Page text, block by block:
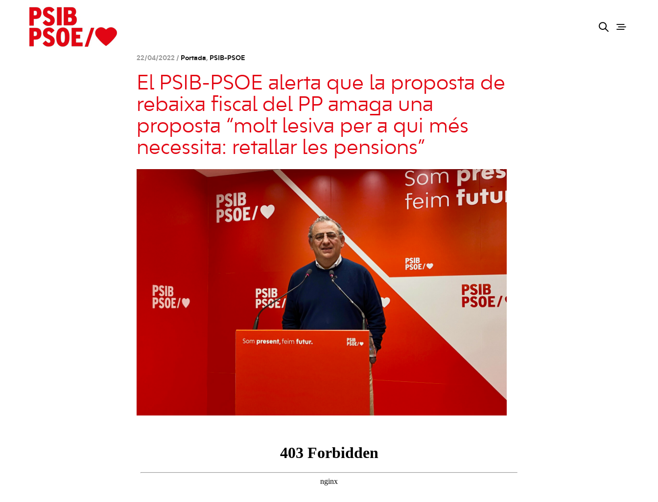
22/04/2022 / Portada, PSIB-PSOE
El PSIB-PSOE alerta que la proposta de
rebaixa fiscal del PP amaga una
proposta “molt lesiva per a qui més
necessita: retallar les pensions”